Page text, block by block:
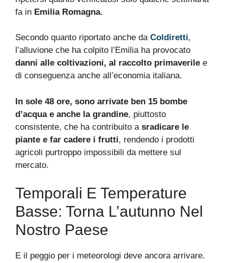
fa in Emilia Romagna.
Secondo quanto riportato anche da Coldiretti,
l’alluvione che ha colpito l’Emilia ha provocato
danni alle coltivazioni, al raccolto primaverile e
di conseguenza anche all’economia italiana.
In sole 48 ore, sono arrivate ben 15 bombe
d’acqua e anche la grandine, piuttosto
consistente, che ha contribuito a sradicare le
piante e far cadere i frutti, rendendo i prodotti
agricoli purtroppo impossibili da mettere sul
mercato.
Temporali E Temperature
Basse: Torna L’autunno Nel
Nostro Paese
E il peggio per i meteorologi deve ancora arrivare.